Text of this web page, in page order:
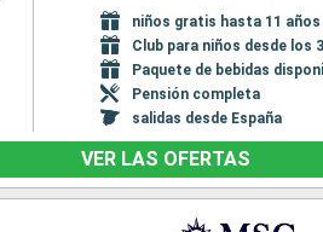
niños gratis hasta 11 años
Club para niños desde los
Paquete de bebidas
Pensión completa
salidas desde España
VER LAS OFERTAS